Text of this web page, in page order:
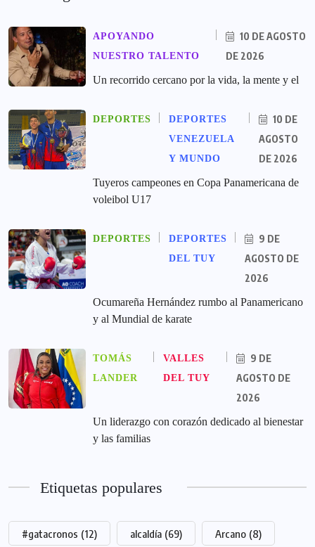
APOYANDO
NUESTRO TALENTO
10 DE AGOSTO
DE 2026
Un recorrido cercano por la vida, la mente y el
DEPORTES
DEPORTES
VENEZUELA
Y MUNDO
10 DE
AGOSTO
DE 2026
Tuyeros campeones en Copa Panamericana de
voleibol U17
DEPORTES
DEPORTES
DEL TUY
9 DE
AGOSTO DE
2026
Ocumareña Hernández rumbo al Panamericano
y al Mundial de karate
TOMÁS
LANDER
VALLES
DEL TUY
9 DE
AGOSTO DE
2026
Un liderazgo con corazón dedicado al bienestar
y las familias
Etiquetas populares
#gatacronos (12) alcaldía (69) Arcano (8)